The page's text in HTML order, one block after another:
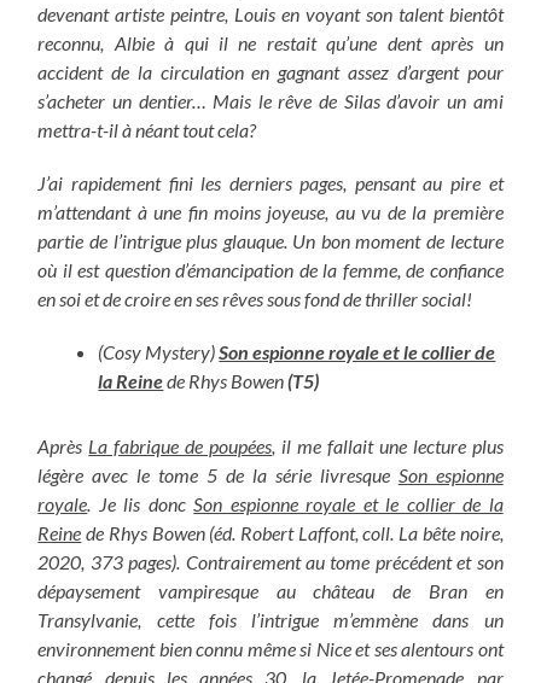
devenant artiste peintre, Louis en voyant son talent bientôt
reconnu, Albie à qui il ne restait qu’une dent après un
accident de la circulation en gagnant assez d’argent pour
s’acheter un dentier… Mais le rêve de Silas d’avoir un ami
mettra-t-il à néant tout cela?
J’ai rapidement fini les derniers pages, pensant au pire et
m’attendant à une fin moins joyeuse, au vu de la première
partie de l’intrigue plus glauque. Un bon moment de lecture
où il est question d’émancipation de la femme, de confiance
en soi et de croire en ses rêves sous fond de thriller social!
(Cosy Mystery)Son espionne royale et le collier de
la Reinede Rhys Bowen(T5)
Après La fabrique de poupées , il me fallait une lecture plus
légère avec le tome 5 de la série livresque Son espionne
royale . Je lis donc Son espionne royale et le collier de la
Reine de Rhys Bowen (éd. Robert Laffont, coll. La bête noire,
2020, 373 pages). Contrairement au tome précédent et son
dépaysement vampiresque au château de Bran en
Transylvanie, cette fois l’intrigue m’emmène dans un
environnement bien connu même si Nice et ses alentours ont
changé depuis les années 30, la Jetée-Promenade par